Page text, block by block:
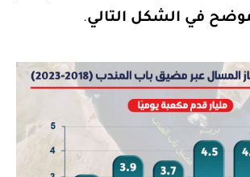
في الشكل التالي.